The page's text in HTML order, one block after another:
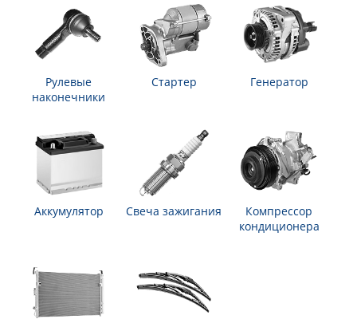
Рулевые
наконечники
Стартер Генератор
Аккумулятор Свеча зажигания
Компрессор
кондиционера